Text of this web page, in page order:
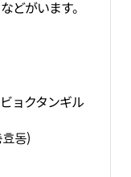
どがいます。
ョクタンギル
동)